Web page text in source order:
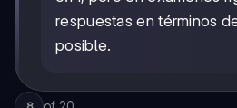
respuestas en términos
posible.